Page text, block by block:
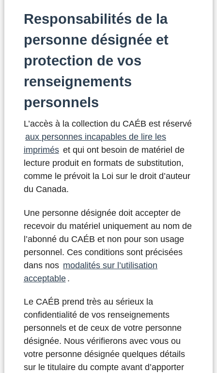
Responsabilités de la
personne désignée et
protection de vos
renseignements
personnels
L’accès à la collection du CAÉB est réservé
aux personnes incapables de lire les
imprimés et qui ont besoin de matériel de
lecture produit en formats de substitution,
comme le prévoit la Loi sur le droit d’auteur
du Canada.
Une personne désignée doit accepter de
recevoir du matériel uniquement au nom de
l’abonné du CAÉB et non pour son usage
personnel. Ces conditions sont précisées
dans nos modalités sur l’utilisation
acceptable .
Le CAÉB prend très au sérieux la
confidentialité de vos renseignements
personnels et de ceux de votre personne
désignée. Nous vérifierons avec vous ou
votre personne désignée quelques détails
sur le titulaire du compte avant d’apporter